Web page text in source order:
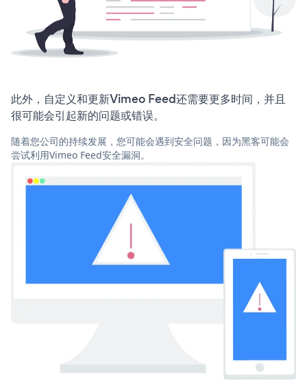
此外，自定义和更新Vimeo Feed还需要更多时间，并且
很可能会引起新的问题或错误。
随着您公司的持续发展，您可能会遇到安全问题，因为黑客可能会
尝试利用Vimeo Feed安全漏洞。